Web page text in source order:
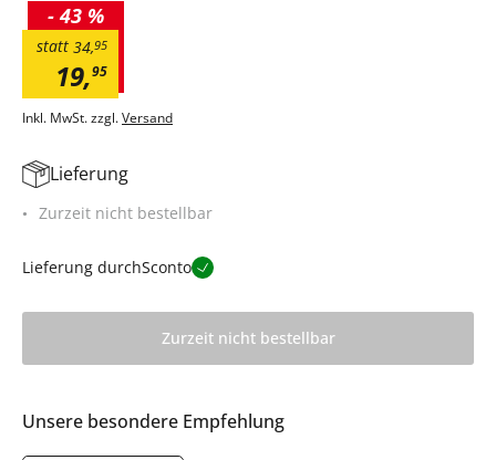
19,95
34,95
statt
- 43 %
Inkl. MwSt. zzgl.Versand
Lieferung
Zurzeit nicht bestellbar
Lieferung durchSconto
Zurzeit nicht bestellbar
Unsere besondere Empfehlung